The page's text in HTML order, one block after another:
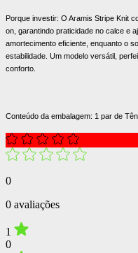
Porque investir: O Aramis Stripe Knit
on, garantindo praticidade no calce e
amortecimento eficiente, enquanto o
estabilidade. Um modelo versátil,
conforto.
Conteúdo da embalagem: 1 par de
0
0 avaliações
1
0